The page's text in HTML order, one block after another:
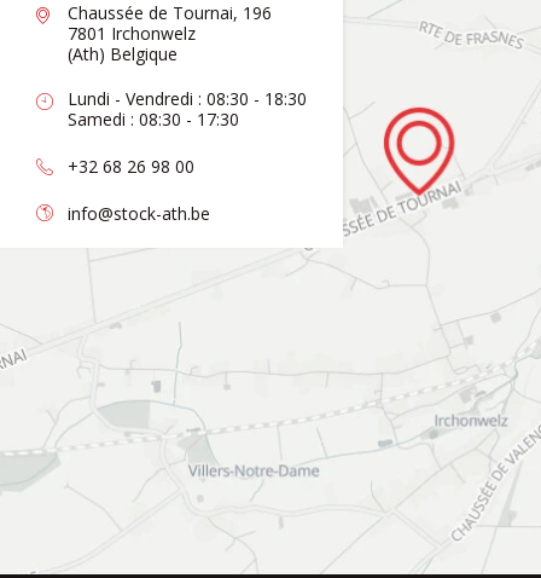
Chaussée de Tournai, 196
7801 Irchonwelz
(Ath) Belgique
Lundi - Vendredi : 08:30 - 18:30
Samedi : 08:30 - 17:30
+32 68 26 98 00
info@stock-ath.be